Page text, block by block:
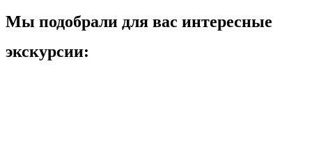
Мы подобрали для вас интересные
экскурсии: